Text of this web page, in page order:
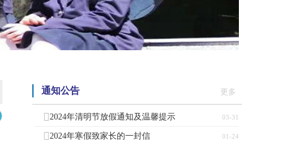
通知公告 更多
03-31
2024年清明节放假通知及温馨提示
01-24
2024年寒假致家长的一封信